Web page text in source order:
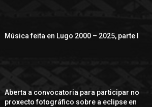
Música feita en Lugo 2000 – 2025, parte I
Aberta a convocatoria para participar no
proxecto fotográfico sobre a eclipse en